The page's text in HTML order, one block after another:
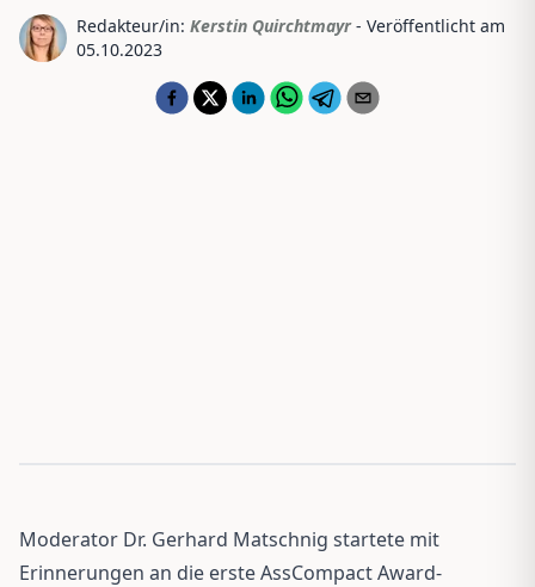
Redakteur/in: Kerstin Quirchtmayr - Veröffentlicht am
05.10.2023
Moderator Dr. Gerhard Matschnig startete mit
Erinnerungen an die erste AssCompact Award-